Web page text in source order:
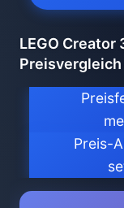
LEGO
Preisvergleich
Preis-